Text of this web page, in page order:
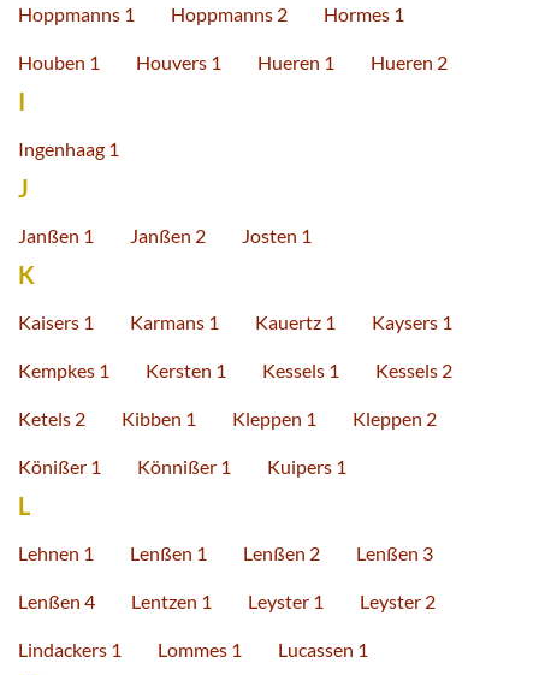
Hoppmanns 1 Hoppmanns 2 Hormes 1
Houben 1 Houvers 1 Hueren 1 Hueren 2
I
Ingenhaag 1
J
Janßen 1 Janßen 2 Josten 1
K
Kaisers 1 Karmans 1 Kauertz 1 Kaysers 1
Kempkes 1 Kersten 1 Kessels 1 Kessels 2
Ketels 2 Kibben 1 Kleppen 1 Kleppen 2
Könißer 1 Könnißer 1 Kuipers 1
L
Lehnen 1 Lenßen 1 Lenßen 2 Lenßen 3
Lenßen 4 Lentzen 1 Leyster 1 Leyster 2
Lindackers 1 Lommes 1 Lucassen 1